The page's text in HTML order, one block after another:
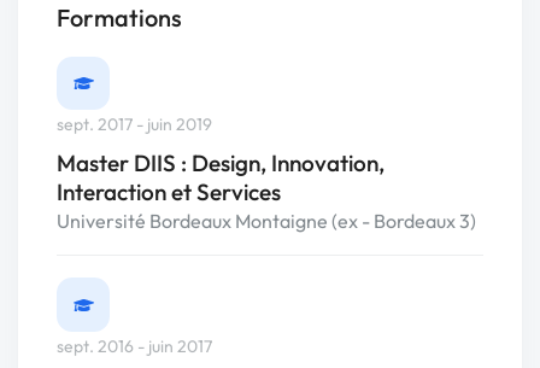
Formations
sept. 2017 - juin 2019
Master DIIS : Design, Innovation,
Interaction et Services
Université Bordeaux Montaigne (ex - Bordeaux 3)
sept. 2016 - juin 2017